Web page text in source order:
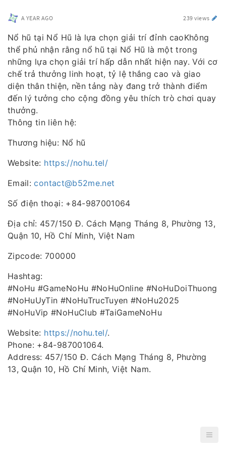
A YEAR AGO 239 views
Nổ hũ tại Nổ Hũ là lựa chọn giải trí đỉnh caoKhông
thể phủ nhận rằng nổ hũ tại Nổ Hũ là một trong
những lựa chọn giải trí hấp dẫn nhất hiện nay. Với cơ
chế trả thưởng linh hoạt, tỷ lệ thắng cao và giao
diện thân thiện, nền tảng này đang trở thành điểm
đến lý tưởng cho cộng đồng yêu thích trò chơi quay
thưởng.
Thông tin liên hệ:
Thương hiệu: Nổ hũ
Website: https://nohu.tel/
Email:contact@b52me.net
Số điện thoại: +84-987001064
Địa chỉ: 457/150 Đ. Cách Mạng Tháng 8, Phường 13,
Quận 10, Hồ Chí Minh, Việt Nam
Zipcode: 700000
Hashtag:
#NoHu #GameNoHu #NoHuOnline #NoHuDoiThuong
#NoHuUyTin #NoHuTrucTuyen #NoHu2025
#NoHuVip #NoHuClub #TaiGameNoHu
Website: https://nohu.tel/.
Phone: +84-987001064.
Address: 457/150 Đ. Cách Mạng Tháng 8, Phường
13, Quận 10, Hồ Chí Minh, Việt Nam.